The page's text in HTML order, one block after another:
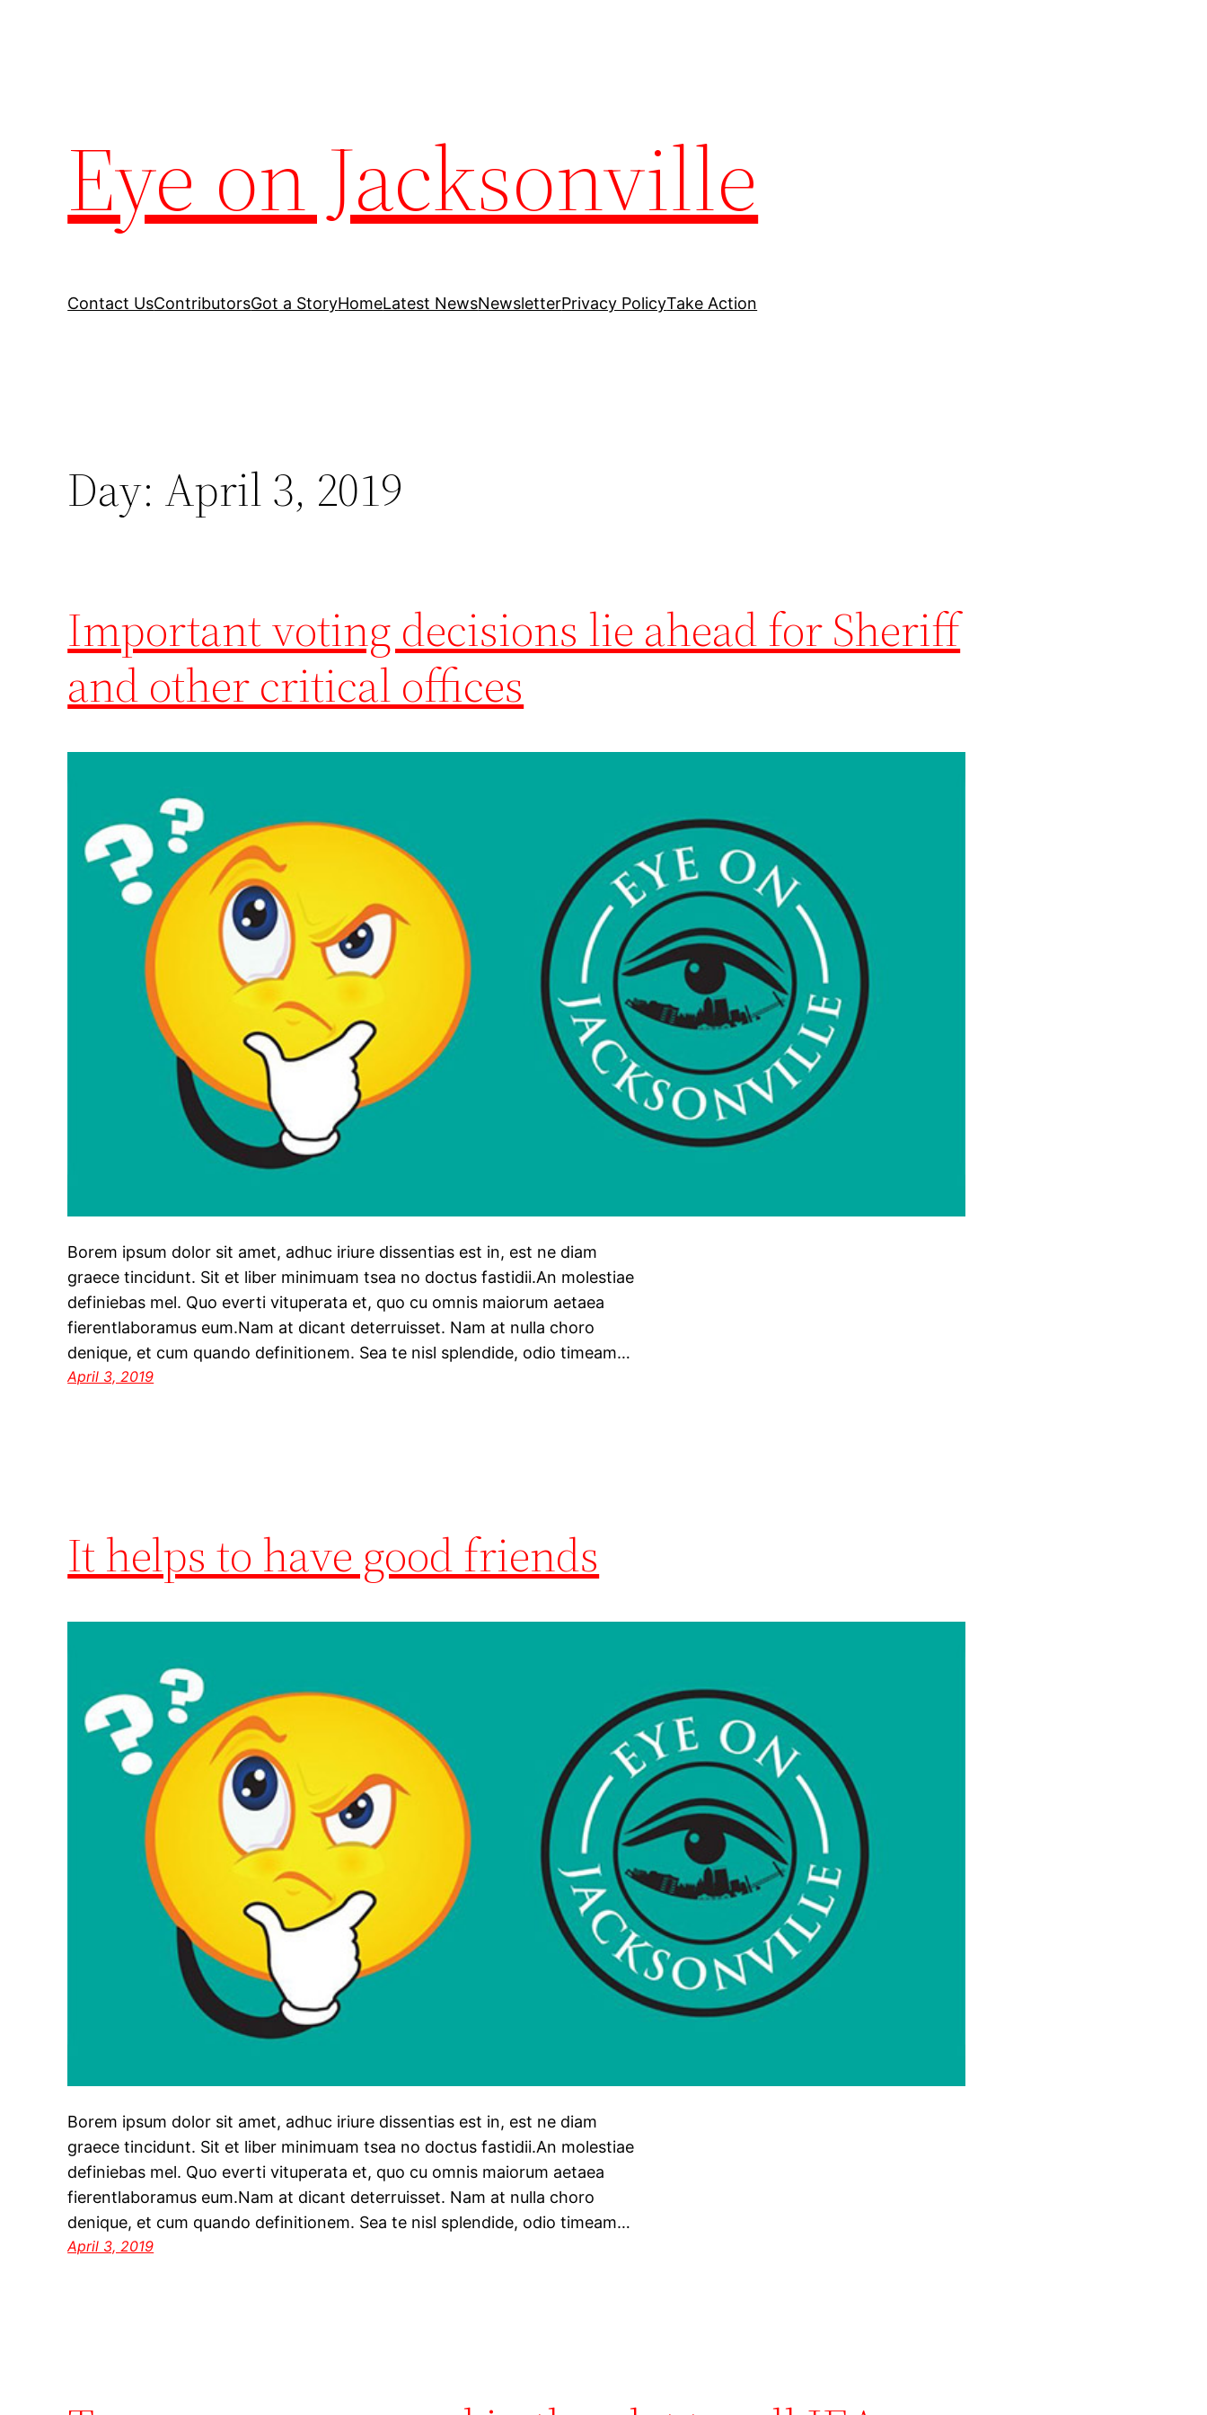
Eye on Jacksonville
Contact UsContributorsGot a StoryHomeLatest NewsNewsletterPrivacy PolicyTake Action
Day: April 3, 2019
Important voting decisions lie ahead for Sheriff
and other critical offices
Borem ipsum dolor sit amet, adhuc iriure dissentias est in, est ne diam
graece tincidunt. Sit et liber minimuam tsea no doctus fastidii.An molestiae
definiebas mel. Quo everti vituperata et, quo cu omnis maiorum aetaea
fierentlaboramus eum.Nam at dicant deterruisset. Nam at nulla choro
denique, et cum quando definitionem. Sea te nisl splendide, odio timeam…
April 3, 2019
It helps to have good friends
Borem ipsum dolor sit amet, adhuc iriure dissentias est in, est ne diam
graece tincidunt. Sit et liber minimuam tsea no doctus fastidii.An molestiae
definiebas mel. Quo everti vituperata et, quo cu omnis maiorum aetaea
fierentlaboramus eum.Nam at dicant deterruisset. Nam at nulla choro
denique, et cum quando definitionem. Sea te nisl splendide, odio timeam…
April 3, 2019